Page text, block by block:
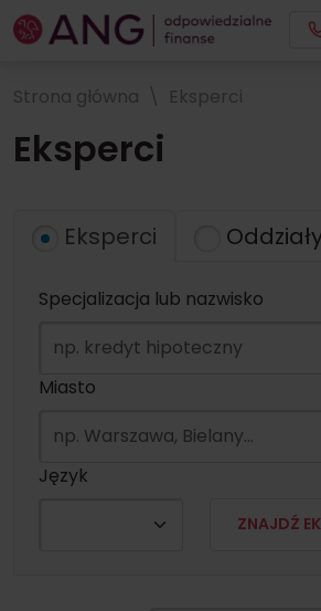
Strona główna Eksperci
Eksperci
Eksperci
Specjalizacja lub nazwisko
Miasto
Język
ZNAJDŹ